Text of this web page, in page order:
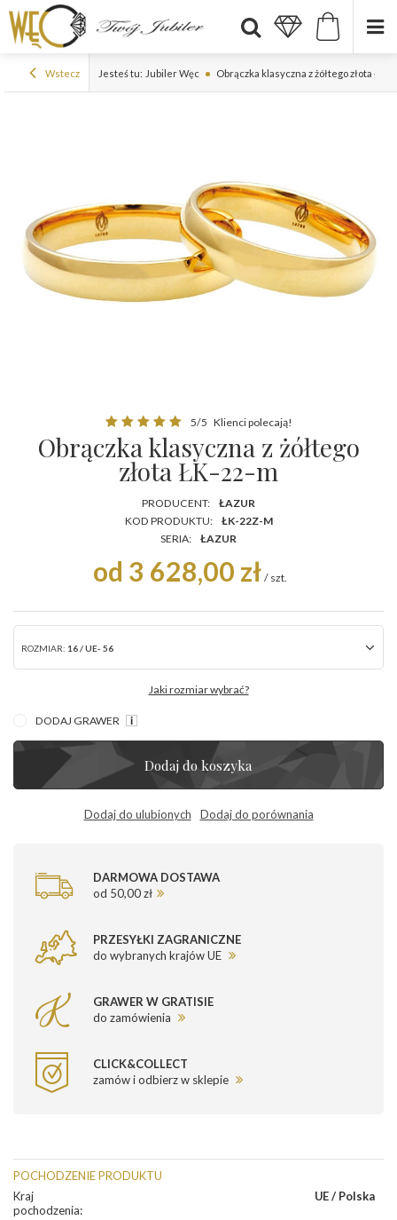
Wstecz Jesteś tu: Jubiler Węc Obrączka klasyczna z żółtego złota ŁK-
5/5 Klienci polecają!
Obrączka klasyczna z żółtego
złota ŁK-22-m
PRODUCENT:
ŁAZUR
KOD PRODUKTU:
ŁK-22Z-M
SERIA:
ŁAZUR
od 3 628,00 zł / szt.
ROZMIAR: 16 / UE- 56
Jaki rozmiar wybrać?
DODAJ GRAWER
Dodaj do koszyka
Dodaj do ulubionych Dodaj do porównania
DARMOWA DOSTAWA
od 50,00 zł
PRZESYŁKI ZAGRANICZNE
do wybranych krajów UE
GRAWER W GRATISIE
do zamówienia
CLICK&COLLECT
zamów i odbierz w sklepie
POCHODZENIE PRODUKTU
Kraj
pochodzenia:
UE / Polska